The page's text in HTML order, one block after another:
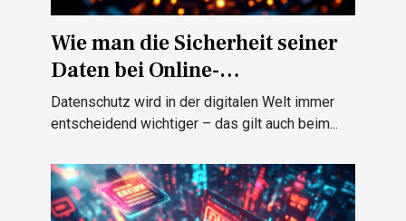
Wie man die Sicherheit seiner
Daten bei Online-
Wettanbietern gewährleistet
Datenschutz wird in der digitalen Welt immer
entscheidend wichtiger – das gilt auch beim...